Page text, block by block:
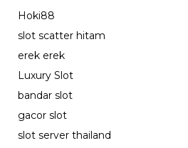
Hoki88
slot scatter hitam
erek erek
Luxury Slot
bandar slot
gacor slot
slot server thailand